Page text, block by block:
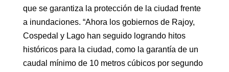
que se garantiza la protección de la ciudad frente
a inundaciones. “Ahora los gobiernos de Rajoy,
Cospedal y Lago han seguido logrando hitos
históricos para la ciudad, como la garantía de un
caudal mínimo de 10 metros cúbicos por segundo